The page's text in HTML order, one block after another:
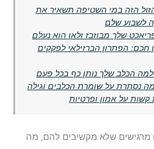
הזה במי השטיפה תשאיר את
לשבוע שלם
שלך מבוזבז ולאן הוא נעלם
חכם: הפתרון הברזילאי לפקקים
הכלב שלך נותן כף בכל פעם
נסתרת על שומרת הכלבים וגילה
על אמון ופרטיות
מרגישים שלא מקשיבים להם, מה